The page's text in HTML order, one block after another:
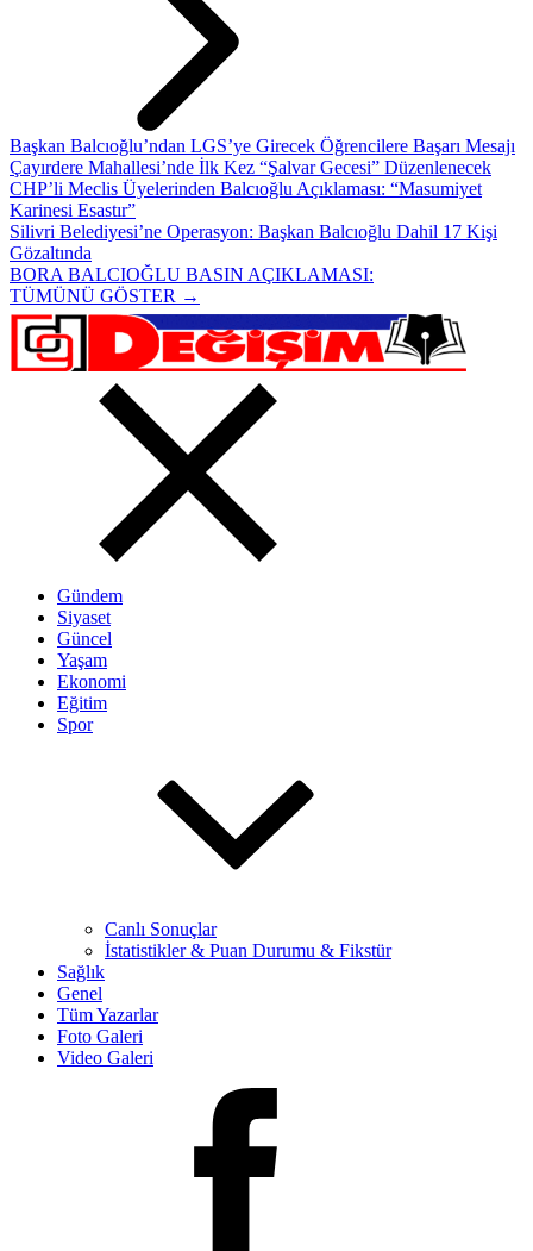
Başkan Balcıoğlu’ndan LGS’ye Girecek Öğrencilere Başarı Mesajı
Çayırdere Mahallesi’nde İlk Kez “Şalvar Gecesi” Düzenlenecek
CHP’li Meclis Üyelerinden Balcıoğlu Açıklaması: “Masumiyet
Karinesi Esastır”
Silivri Belediyesi’ne Operasyon: Başkan Balcıoğlu Dahil 17 Kişi
Gözaltında
BORA BALCIOĞLU BASIN AÇIKLAMASI:
TÜMÜNÜ GÖSTER →
Gündem
Siyaset
Güncel
Yaşam
Ekonomi
Eğitim
Spor
Canlı Sonuçlar
İstatistikler & Puan Durumu & Fikstür
Sağlık
Genel
Tüm Yazarlar
Foto Galeri
Video Galeri